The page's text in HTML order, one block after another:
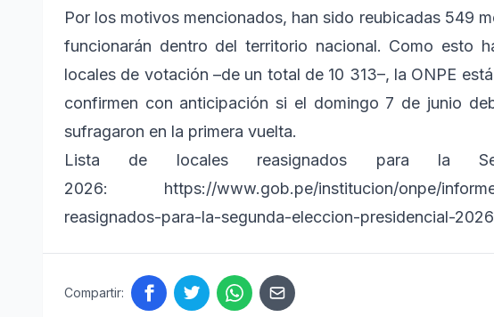
Por los motivos mencionados, han sido reubicadas 549
funcionarán dentro del territorio nacional. Como esto
locales de votación –de un total de 10 313–, la ONPE
confirmen con anticipación si el domingo 7 de junio
sufragaron en la primera vuelta.
Lista de locales reasignados para la
2026: https://www.gob.pe/institucion/onpe/
reasignados-para-la-segunda-eleccion-presidencial-2026
Compartir: